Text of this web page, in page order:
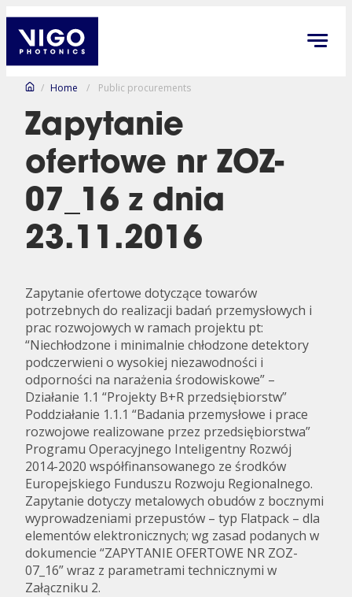
/ Home / Public procurements
Zapytanie
ofertowe nr ZOZ-
07_16 z dnia
23.11.2016
Zapytanie ofertowe dotyczące towarów
potrzebnych do realizacji badań przemysłowych i
prac rozwojowych w ramach projektu pt:
“Niechłodzone i minimalnie chłodzone detektory
podczerwieni o wysokiej niezawodności i
odporności na narażenia środowiskowe” –
Działanie 1.1 “Projekty B+R przedsiębiorstw”
Poddziałanie 1.1.1 “Badania przemysłowe i prace
rozwojowe realizowane przez przedsiębiorstwa”
Programu Operacyjnego Inteligentny Rozwój
2014-2020 współfinansowanego ze środków
Europejskiego Funduszu Rozwoju Regionalnego.
Zapytanie dotyczy metalowych obudów z bocznymi
wyprowadzeniami przepustów – typ Flatpack – dla
elementów elektronicznych; wg zasad podanych w
dokumencie “ZAPYTANIE OFERTOWE NR ZOZ-
07_16” wraz z parametrami technicznymi w
Załączniku 2.